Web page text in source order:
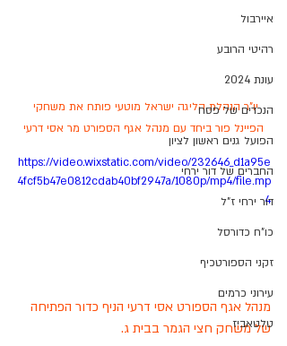
איירבול
רהיטי הרובע
עונת 2024
הנכדים של פסח
הפועל גנים ראשון לציון
החברים של דור ירחי
דור ירחי ז"ל
כו"ח כדורסל
זקני הספורטכיף
עירוני כרמים
טלטאביז
יו"ר הנהלת הליגה ישראל מוטעי פותח את משחקי
הפיינל פור ביחד עם מנהל אגף הספורט מר אסי דרעי
https://video.wixstatic.com/video/232646_d1a95e
4fcf5b47e0812cdab40bf2947a/1080p/mp4/file.mp
4
מנהל אגף הספורט אסי דרעי הניף כדור הפתיחה
של משחק חצי הגמר בבית ג.